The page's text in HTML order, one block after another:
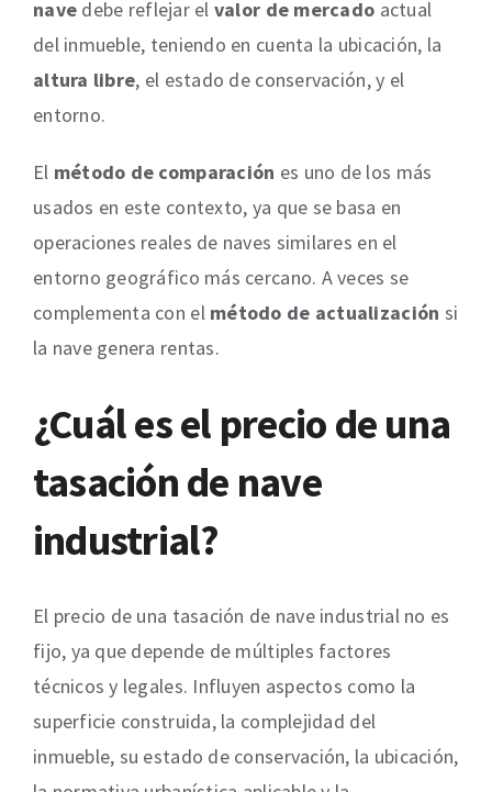
nave debe reflejar el valor de mercado actual
del inmueble, teniendo en cuenta la ubicación, la
altura libre, el estado de conservación, y el
entorno.
El método de comparación es uno de los más
usados en este contexto, ya que se basa en
operaciones reales de naves similares en el
entorno geográfico más cercano. A veces se
complementa con el método de actualización si
la nave genera rentas.
¿Cuál es el precio de una
tasación de nave
industrial?
El precio de una tasación de nave industrial no es
fijo, ya que depende de múltiples factores
técnicos y legales. Influyen aspectos como la
superficie construida, la complejidad del
inmueble, su estado de conservación, la ubicación,